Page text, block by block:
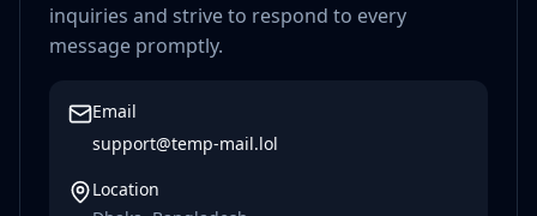
inquiries and strive to respond to every
message promptly.
Email
support@temp-mail.lol
Location